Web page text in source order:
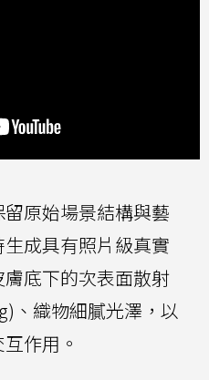
原始場景結構與藝
成具有照片級真實
底下的次表面散射
、織物細膩光澤，以
作用。